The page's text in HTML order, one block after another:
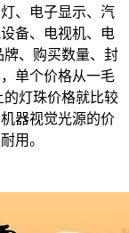
、电子显示、汽
备、电视机、电
、购买数量、封
单个价格从一毛
灯珠价格就比较
器视觉光源的价
用。